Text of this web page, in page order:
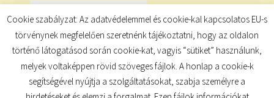
Cookie szabályzat: Az adatvédelemmel és cookie-kal kapcsolatos EU-s
törvénynek megfelelően szeretnénk tájékoztatni, hogy az oldalon
történő látogatásod során cookie-kat, vagyis “sütiket” használunk,
melyek voltaképpen rövid szöveges fájlok. A honlap a cookie-k
segítségével nyújtja a szolgáltatásokat, szabja személyre a